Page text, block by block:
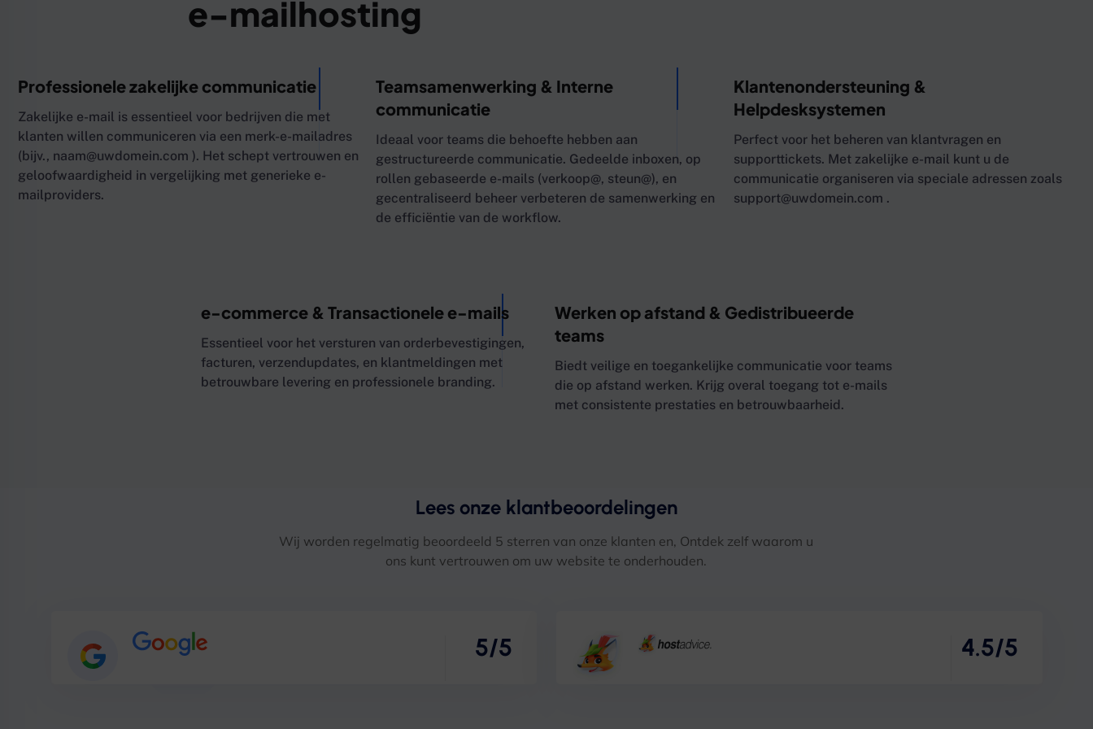
e-mailhosting
Professionele zakelijke communicatie
Zakelijke e-mail is essentieel voor bedrijven die met
klanten willen communiceren via een merk-e-mailadres
(bijv., naam@uwdomein.com ). Het schept vertrouwen en
geloofwaardigheid in vergelijking met generieke e-
mailproviders.
Teamsamenwerking & Interne
communicatie
Ideaal voor teams die behoefte hebben aan
gestructureerde communicatie. Gedeelde inboxen, op
rollen gebaseerde e-mails (verkoop@, steun@), en
gecentraliseerd beheer verbeteren de samenwerking en
de efficiëntie van de workflow.
Klantenondersteuning &
Helpdesksystemen
Perfect voor het beheren van klantvragen en
supporttickets. Met zakelijke e-mail kunt u de
communicatie organiseren via speciale adressen zoals
support@uwdomein.com .
e-commerce & Transactionele e-mails
Essentieel voor het versturen van orderbevestigingen,
facturen, verzendupdates, en klantmeldingen met
betrouwbare levering en professionele branding.
Werken op afstand & Gedistribueerde
teams
Biedt veilige en toegankelijke communicatie voor teams
die op afstand werken. Krijg overal toegang tot e-mails
met consistente prestaties en betrouwbaarheid.
Lees onze klantbeoordelingen
Wij worden regelmatig beoordeeld 5 sterren van onze klanten en, Ontdek zelf waarom u
ons kunt vertrouwen om uw website te onderhouden.
5/5 4.5/5